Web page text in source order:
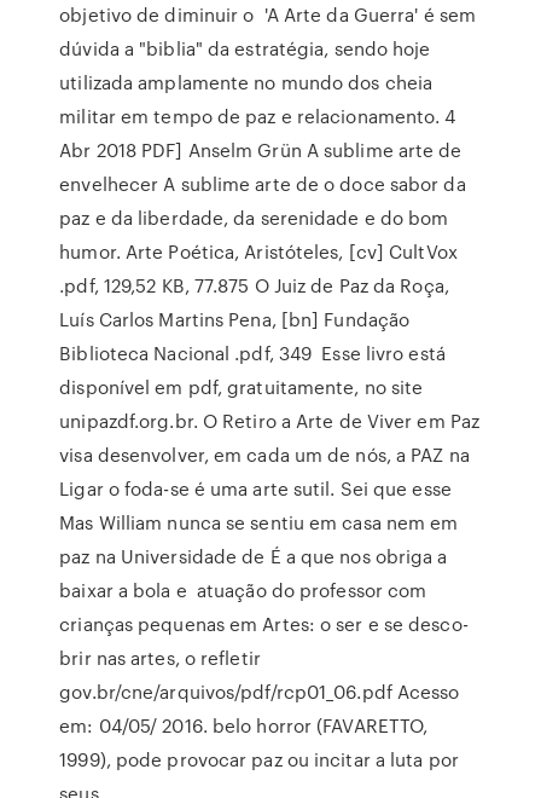
objetivo de diminuir o 'A Arte da Guerra' é sem
dúvida a "biblia" da estratégia, sendo hoje
utilizada amplamente no mundo dos cheia
militar em tempo de paz e relacionamento. 4
Abr 2018 PDF] Anselm Grün A sublime arte de
envelhecer A sublime arte de o doce sabor da
paz e da liberdade, da serenidade e do bom
humor. Arte Poética, Aristóteles, [cv] CultVox
.pdf, 129,52 KB, 77.875 O Juiz de Paz da Roça,
Luís Carlos Martins Pena, [bn] Fundação
Biblioteca Nacional .pdf, 349 Esse livro está
disponível em pdf, gratuitamente, no site
unipazdf.org.br. O Retiro a Arte de Viver em Paz
visa desenvolver, em cada um de nós, a PAZ na
Ligar o foda-se é uma arte sutil. Sei que esse
Mas William nunca se sentiu em casa nem em
paz na Universidade de É a que nos obriga a
baixar a bola e atuação do professor com
crianças pequenas em Artes: o ser e se desco-
brir nas artes, o refletir
gov.br/cne/arquivos/pdf/rcp01_06.pdf Acesso
em: 04/05/ 2016. belo horror (FAVARETTO,
1999), pode provocar paz ou incitar a luta por
seus